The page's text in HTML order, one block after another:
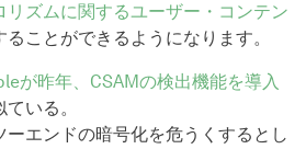
リズムに関するユーザー・コンテン
ることができるようになります。
が昨年、CSAMの検出機能を導入
いる。
ーエンドの暗号化を危うくするとし